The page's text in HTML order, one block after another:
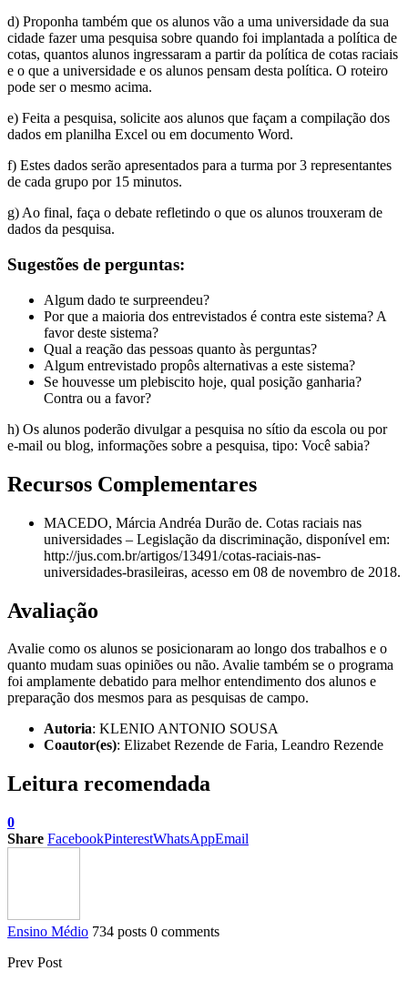
d) Proponha também que os alunos vão a uma universidade da sua
cidade fazer uma pesquisa sobre quando foi implantada a política de
cotas, quantos alunos ingressaram a partir da política de cotas raciais
e o que a universidade e os alunos pensam desta política. O roteiro
pode ser o mesmo acima.
e) Feita a pesquisa, solicite aos alunos que façam a compilação dos
dados em planilha Excel ou em documento Word.
f) Estes dados serão apresentados para a turma por 3 representantes
de cada grupo por 15 minutos.
g) Ao final, faça o debate refletindo o que os alunos trouxeram de
dados da pesquisa.
Sugestões de perguntas:
Algum dado te surpreendeu?
Por que a maioria dos entrevistados é contra este sistema? A
favor deste sistema?
Qual a reação das pessoas quanto às perguntas?
Algum entrevistado propôs alternativas a este sistema?
Se houvesse um plebiscito hoje, qual posição ganharia?
Contra ou a favor?
h) Os alunos poderão divulgar a pesquisa no sítio da escola ou por
e-mail ou blog, informações sobre a pesquisa, tipo: Você sabia?
Recursos Complementares
MACEDO, Márcia Andréa Durão de. Cotas raciais nas
universidades – Legislação da discriminação, disponível em:
http://jus.com.br/artigos/13491/cotas-raciais-nas-
universidades-brasileiras, acesso em 08 de novembro de 2018.
Avaliação
Avalie como os alunos se posicionaram ao longo dos trabalhos e o
quanto mudam suas opiniões ou não. Avalie também se o programa
foi amplamente debatido para melhor entendimento dos alunos e
preparação dos mesmos para as pesquisas de campo.
Autoria: KLENIO ANTONIO SOUSA
Coautor(es): Elizabet Rezende de Faria, Leandro Rezende
Leitura recomendada
0
Share FacebookPinterestWhatsAppEmail
Ensino Médio 734 posts 0 comments
Prev Post